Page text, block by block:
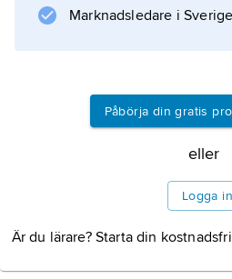
Marknadsledare i
Påbörja din gratis
eller
Logga in
Är du lärare? Starta din